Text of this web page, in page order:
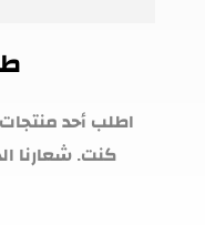
اطلب أحد
كنت. شعارنا